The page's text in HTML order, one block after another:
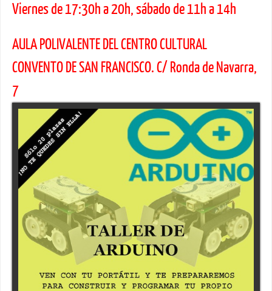
Viernes de 17:30h a 20h, sábado de 11h a 14h
AULA POLIVALENTE DEL CENTRO CULTURAL
CONVENTO DE SAN FRANCISCO. C/ Ronda de Navarra,
7